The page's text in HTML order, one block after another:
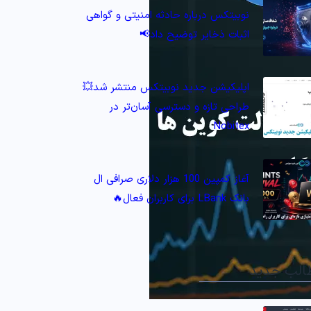
نوبیتکس درباره حادثه امنیتی و گواهی
اثبات ذخایر توضیح داد📢
اپلیکیشن جدید نوبیتکس منتشر شد💥
طراحی تازه و دسترسی آسان‌تر در
Nobitex
آغاز کمپین 100 هزار دلاری صرافی ال
بانک LBank برای کاربران فعال🔥
جدید